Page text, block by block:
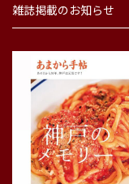
雑誌掲載のお知らせ